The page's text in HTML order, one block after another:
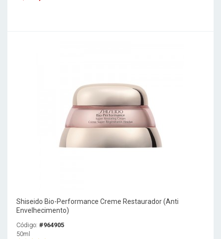
Shiseido Bio-Performance Creme Restaurador (Anti
Envelhecimento)
Código: #964905
50ml